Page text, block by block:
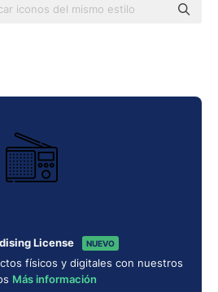
License NUEVO
físicos y digitales con nuestros
Más información